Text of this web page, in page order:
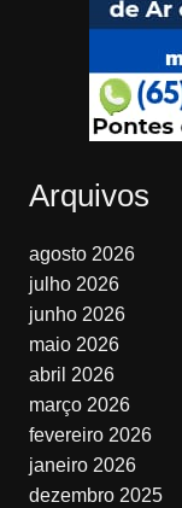
Arquivos
agosto 2026
julho 2026
junho 2026
maio 2026
abril 2026
março 2026
fevereiro 2026
janeiro 2026
dezembro 2025